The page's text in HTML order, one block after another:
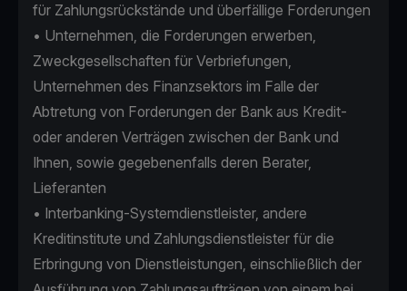
für Zahlungsrückstände und überfällige Forderungen
• Unternehmen, die Forderungen erwerben,
Zweckgesellschaften für Verbriefungen,
Unternehmen des Finanzsektors im Falle der
Abtretung von Forderungen der Bank aus Kredit-
oder anderen Verträgen zwischen der Bank und
Ihnen, sowie gegebenenfalls deren Berater,
Lieferanten
• Interbanking-Systemdienstleister, andere
Kreditinstitute und Zahlungsdienstleister für die
Erbringung von Dienstleistungen, einschließlich der